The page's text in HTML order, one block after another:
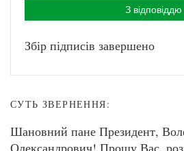
З відповіддю
Збір підписів завершено
СУТЬ ЗВЕРНЕННЯ:
Шановний пане Президент,
Олександрович! Прошу Вас,